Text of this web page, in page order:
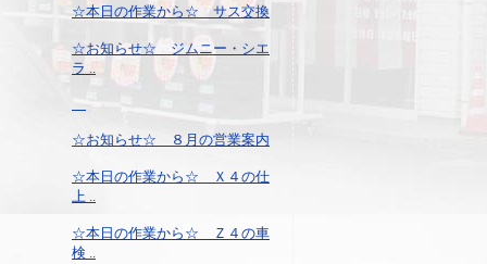
☆本日の作業から☆ サス交換
☆お知らせ☆ ジムニー・シエ
ラ ..
☆お知らせ☆ ８月の営業案内
☆本日の作業から☆ Ｘ４の仕
上 ..
☆本日の作業から☆ Ｚ４の車
検 ..